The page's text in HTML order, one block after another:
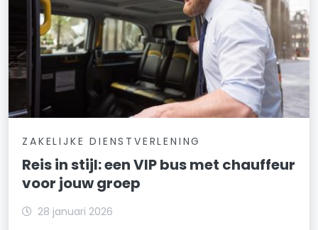
ZAKELIJKE DIENSTVERLENING
Reis in stijl: een VIP bus met chauffeur
voor jouw groep
28 januari 2026